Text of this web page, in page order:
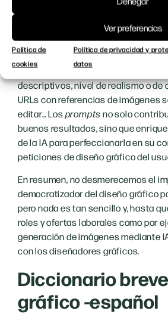
Ver preferencias
Política de
cookies
Política de privacidad y
datos
Lejos de lo que piensa
estas órdenes se acercan más a
programación simplificado para
que a una petición
es capaz de interpretar sin
descriptivos, nivel de realismo o de
URLs con referencias de imágenes
editar… Lospromptsno solo
buenos resultados, sino que
de la IA para perfeccionarla en su
peticiones de diseño gráfico del
En resumen, no desmerecemos el
democratizador del diseño gráfico
pero nada es tan sencillo y, hasta
roles y ofertas laborales como por
generación de imágenes mediante
con los diseñadores gráficos.
Diccionario
gráfico -español